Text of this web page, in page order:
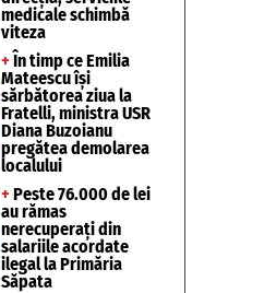
medicale schimbă
viteza
+ În timp ce Emilia
Mateescu își
sărbătorea ziua la
Fratelli, ministra USR
Diana Buzoianu
pregătea demolarea
localului
+ Peste 76.000 de lei
au rămas
nerecuperați din
salariile acordate
ilegal la Primăria
Săpata